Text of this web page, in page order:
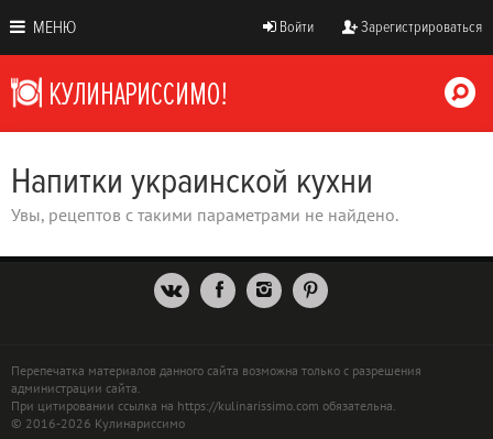
МЕНЮ Войти Зарегистрироваться
Напитки украинской кухни
Увы, рецептов с такими параметрами не найдено.
Перепечатка материалов данного сайта возможна только с разрешения
администрации сайта.
При цитировании ссылка на https://kulinarissimo.com обязательна.
© 2016-2026 Кулинариссимо